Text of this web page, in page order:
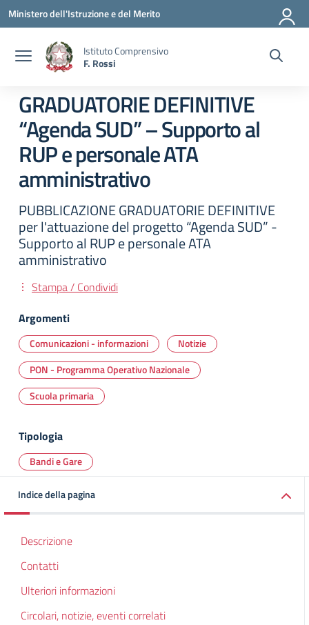
Vai ai contenuti
Vai al menu di navigazione
Vai al footer
Ministero dell'Istruzione e del Merito
Istituto Comprensivo
F. Rossi
GRADUATORIE DEFINITIVE
“Agenda SUD” – Supporto al
RUP e personale ATA
amministrativo
PUBBLICAZIONE GRADUATORIE DEFINITIVE
per l'attuazione del progetto “Agenda SUD” -
Supporto al RUP e personale ATA
amministrativo
Stampa / Condividi
Argomenti
Comunicazioni - informazioni
Notizie
PON - Programma Operativo Nazionale
Scuola primaria
Tipologia
Bandi e Gare
Indice della pagina
Descrizione
Contatti
Ulteriori informazioni
Circolari, notizie, eventi correlati